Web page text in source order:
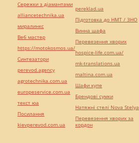
Сережки з діамантами
alliancetechnika.ua
миралинкс
Веб мастер
https://motokosmos.ua/
Синтезатори
perevod.agency
agrotechnika.com.ua
europeservice.com.ua
текст юа
Посилання
kievperevod.com.ua
pereklad.ua
Підготовка до НМТ / ЗНО
Винна шафа
Перевезення хворих
hospice-life.com.ua/
mk-translations.ua
maltina.com.ua
Шафи купе
Брендові сумки
Натяжні стелі Nova Stelya
Перевезення хворих за
кордон